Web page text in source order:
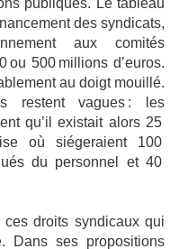
des syndicats,
aux comités
ou 500 millions d’euros.
au doigt mouillé.
restent vagues : les
qu’il existait alors 25
où siégeraient 100
du personnel et 40
droits syndicaux qui
Dans ses propositions